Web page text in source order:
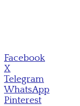
Facebook
X
Telegram
WhatsApp
Pinterest